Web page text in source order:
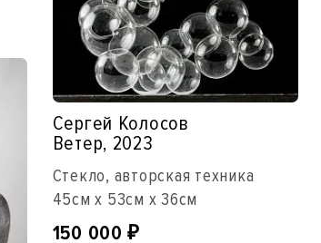
Сергей Колосов
Ветер, 2023
Стекло, авторская техника
45см x 53см x 36см
150 000₽